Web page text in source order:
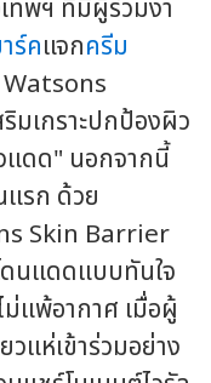
ทพฯ ที่มีผู้ร่วมงา
ร์คแจกครีม
เกราะปกป้องผิว
แดด" นอกจากนี้
รก ด้วย
Skin Barrier
นแดดแบบทันใจ
ม่แพ้อากาศ เมื่อผู้
แห่เข้าร่วมอย่าง